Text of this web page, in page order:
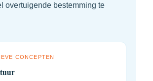
overtuigende bestemming te
CONCEPTEN